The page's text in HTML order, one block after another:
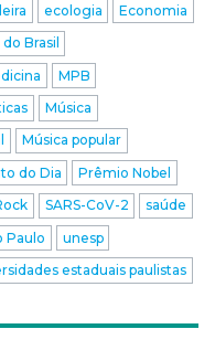
ecologia
Economia
Brasil
MPB
Música
Música popular
do Dia
Prêmio Nobel
SARS-CoV-2
saúde
Paulo
unesp
estaduais paulistas